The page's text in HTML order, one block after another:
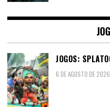
JOGOS:
6 DE AGOSTO DE 2026